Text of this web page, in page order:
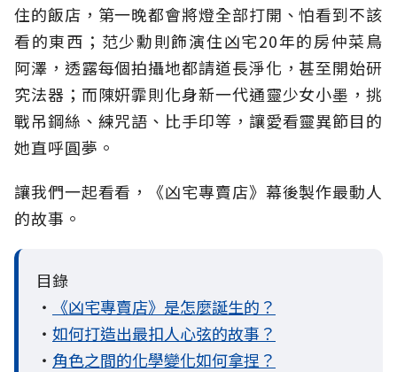
住的飯店，第一晚都會將燈全部打開、怕看到不該
看的東西；范少勳則飾演住凶宅20年的房仲菜鳥
阿澤，透露每個拍攝地都請道長淨化，甚至開始研
究法器；而陳姸霏則化身新一代通靈少女小墨，挑
戰吊鋼絲、練咒語、比手印等，讓愛看靈異節目的
她直呼圓夢。
讓我們一起看看，《凶宅專賣店》幕後製作最動人
的故事。
目錄
・
《凶宅專賣店》是怎麼誕生的？
・ 如何打造出最扣人心弦的故事？
・ 角色之間的化學變化如何拿捏？